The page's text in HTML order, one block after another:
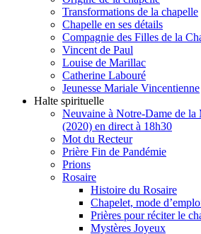
Transformations de la chapelle
Chapelle en ses détails
Compagnie des Filles de la
Vincent de Paul
Louise de Marillac
Catherine Labouré
Jeunesse Mariale Vincentienne
Halte spirituelle
Neuvaine à Notre-Dame de la
(2020) en direct à 18h30
Mot du Recteur
Prière Fin de Pandémie
Prions
Rosaire
Histoire du Rosaire
Chapelet, mode
Prières pour réciter le
Mystères Joyeux